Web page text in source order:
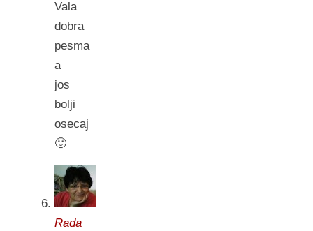
Vala
dobra
pesma
a
jos
bolji
osecaj
🙂
Rada